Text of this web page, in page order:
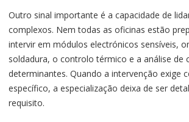
Outro sinal importante é a capacidade de
complexos. Nem todas as oficinas estão
intervir em módulos electrónicos sensíveis,
soldadura, o controlo térmico e a análise de
determinantes. Quando a intervenção exige
específico, a especialização deixa de ser
requisito.